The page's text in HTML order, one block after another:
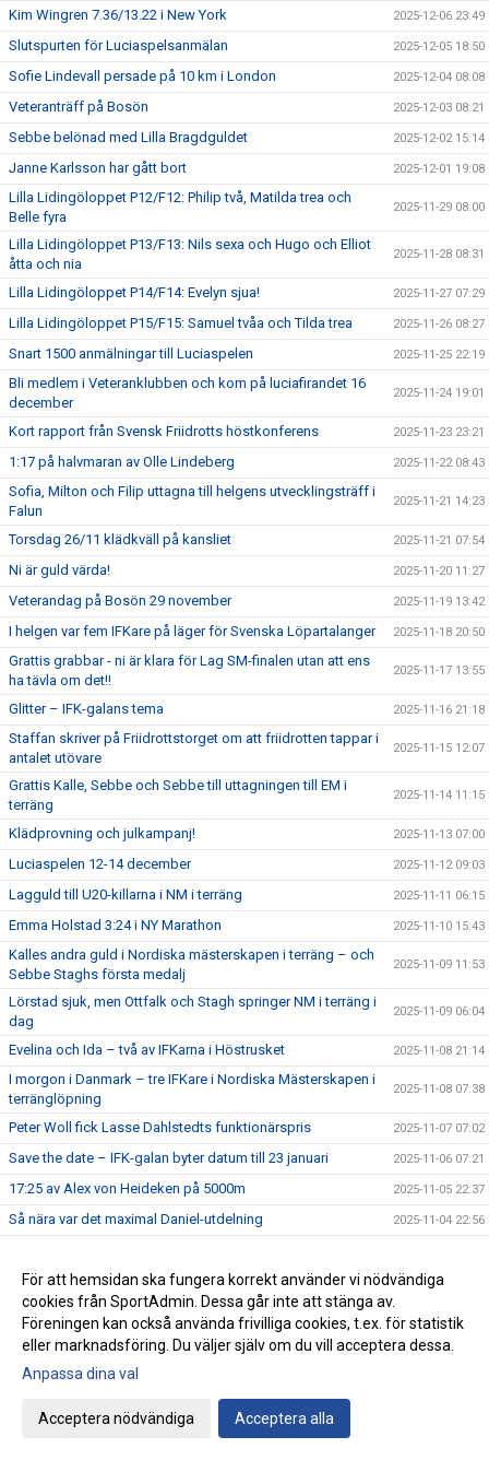
Kim Wingren 7.36/13.22 i New York 2025-12-06 23:49
Slutspurten för Luciaspelsanmälan 2025-12-05 18:50
Sofie Lindevall persade på 10 km i London 2025-12-04 08:08
Veteranträff på Bosön 2025-12-03 08:21
Sebbe belönad med Lilla Bragdguldet 2025-12-02 15:14
Janne Karlsson har gått bort 2025-12-01 19:08
Lilla Lidingöloppet P12/F12: Philip två, Matilda trea och
Belle fyra
2025-11-29 08:00
Lilla Lidingöloppet P13/F13: Nils sexa och Hugo och Elliot
åtta och nia
2025-11-28 08:31
Lilla Lidingöloppet P14/F14: Evelyn sjua! 2025-11-27 07:29
Lilla Lidingöloppet P15/F15: Samuel tvåa och Tilda trea 2025-11-26 08:27
Snart 1500 anmälningar till Luciaspelen 2025-11-25 22:19
Bli medlem i Veteranklubben och kom på luciafirandet 16
december
2025-11-24 19:01
Kort rapport från Svensk Friidrotts höstkonferens 2025-11-23 23:21
1:17 på halvmaran av Olle Lindeberg 2025-11-22 08:43
Sofia, Milton och Filip uttagna till helgens utvecklingsträff i
Falun
2025-11-21 14:23
Torsdag 26/11 klädkväll på kansliet 2025-11-21 07:54
Ni är guld värda! 2025-11-20 11:27
Veterandag på Bosön 29 november 2025-11-19 13:42
I helgen var fem IFKare på läger för Svenska Löpartalanger 2025-11-18 20:50
Grattis grabbar - ni är klara för Lag SM-finalen utan att ens
ha tävla om det!!
2025-11-17 13:55
Glitter – IFK-galans tema 2025-11-16 21:18
Staffan skriver på Friidrottstorget om att friidrotten tappar i
antalet utövare
2025-11-15 12:07
Grattis Kalle, Sebbe och Sebbe till uttagningen till EM i
terräng
2025-11-14 11:15
Klädprovning och julkampanj! 2025-11-13 07:00
Luciaspelen 12-14 december 2025-11-12 09:03
Lagguld till U20-killarna i NM i terräng 2025-11-11 06:15
Emma Holstad 3:24 i NY Marathon 2025-11-10 15:43
Kalles andra guld i Nordiska mästerskapen i terräng – och
Sebbe Staghs första medalj
2025-11-09 11:53
Lörstad sjuk, men Ottfalk och Stagh springer NM i terräng i
dag
2025-11-09 06:04
Evelina och Ida – två av IFKarna i Höstrusket 2025-11-08 21:14
I morgon i Danmark – tre IFKare i Nordiska Mästerskapen i
terränglöpning
2025-11-08 07:38
Peter Woll fick Lasse Dahlstedts funktionärspris 2025-11-07 07:02
Save the date – IFK-galan byter datum till 23 januari 2025-11-06 07:21
17:25 av Alex von Heideken på 5000m 2025-11-05 22:37
Så nära var det maximal Daniel-utdelning 2025-11-04 22:56
IFK tia i SM-pokalen 2025-11-02 23:22
Emma Holstad 1:35 på halvmaran 2025-11-01 22:35
Terräng-SM: 18 IFK Lidingö-lag i Mix-stafetten 2025-10-31 07:06
Terräng-SM: Luddes sista lopp i IFKs blåvita tävlingsdräkt
Terräng-SM: Veteranerna femma i lag
För att hemsidan ska fungera korrekt använder vi nödvändiga
cookies från SportAdmin. Dessa går inte att stänga av.
Föreningen kan också använda frivilliga cookies, t.ex. för statistik
eller marknadsföring. Du väljer själv om du vill acceptera dessa.
Anpassa dina val
Acceptera nödvändiga Acceptera alla